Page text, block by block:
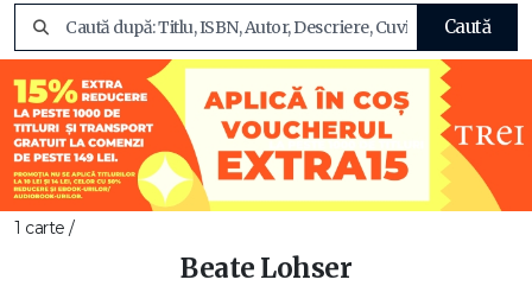
Caută
1 carte /
Beate Lohser